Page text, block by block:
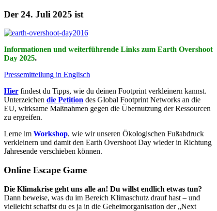
Der 24. Juli 2025 ist
Informationen und weiterführende Links zum Earth Overshoot
Day 2025.
Pressemitteilung in Englisch
Hier findest du Tipps, wie du deinen Footprint verkleinern kannst.
Unterzeichen die Petition des Global Footprint Networks an die
EU, wirksame Maßnahmen gegen die Übernutzung der Ressourcen
zu ergreifen.
Lerne im Workshop, wie wir unseren Ökologischen Fußabdruck
verkleinern und damit den Earth Overshoot Day wieder in Richtung
Jahresende verschieben können.
Online Escape Game
Die Klimakrise geht uns alle an! Du willst endlich etwas tun?
Dann beweise, was du im Bereich Klimaschutz drauf hast – und
vielleicht schaffst du es ja in die Geheimorganisation der „Next